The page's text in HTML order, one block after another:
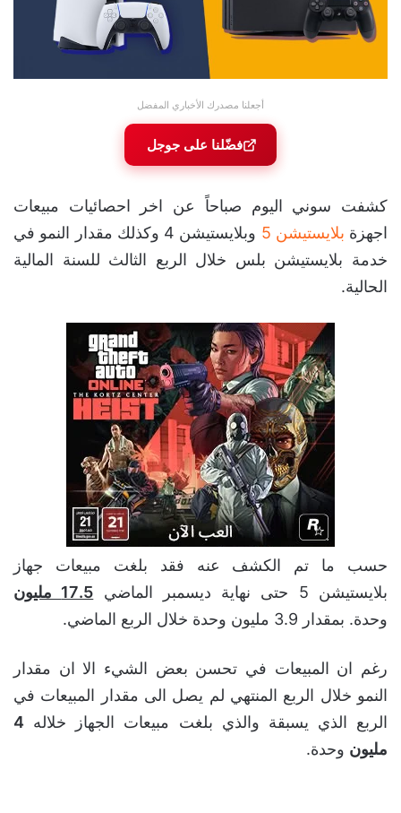
أجعلنا مصدرك الأخباري المفضل
فضّلنا على جوجل
كشفت سوني اليوم صباحاً عن اخر احصائيات مبيعات
اجهزة بلايستيشن 5
وبلايستيشن 4 وكذلك مقدار النمو في
خدمة بلايستيشن بلس خلال الربع الثالث للسنة المالية
الحالية.
حسب ما تم الكشف عنه فقد بلغت مبيعات جهاز
بلايستيشن 5 حتى نهاية ديسمبر الماضي
17.5 مليون
وحدة. بمقدار 3.9 مليون وحدة خلال الربع الماضي.
رغم ان المبيعات في تحسن بعض الشيء الا ان مقدار
النمو خلال الربع المنتهي لم يصل الى مقدار المبيعات في
الربع الذي يسبقة والذي بلغت مبيعات الجهاز خلاله 4
مليون وحدة.